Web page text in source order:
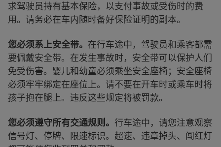
求驾驶员持有基本保险，以支付事故或受伤时的费
用。请务必在车内随时备好保险证明的副本。
您必须系上安全带。 在行车途中，驾驶员和乘客都需
要佩戴安全带。在发生事故时，安全带可以保护人们
免受伤害。婴儿和幼童必须乘坐安全座椅；安全座椅
必须牢牢绑定在座位上。请不要在开车时或乘车时将
孩子抱在腿上。违反这些规定将被罚款。
您必须遵守所有交通规则。 行车途中，请您注意观察
信号灯、停牌、限速标识。超速、违章掉头、闯红灯